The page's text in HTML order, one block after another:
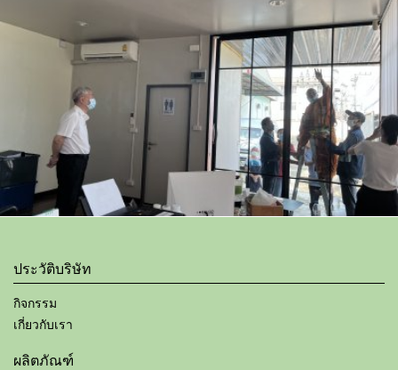
ประวัติบริษัท
กิจกรรม
เกี่ยวกับเรา
ผลิตภัณฑ์